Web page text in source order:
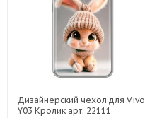
Дизайнерский чехол для Vivo
Y03 Кролик арт: 22111